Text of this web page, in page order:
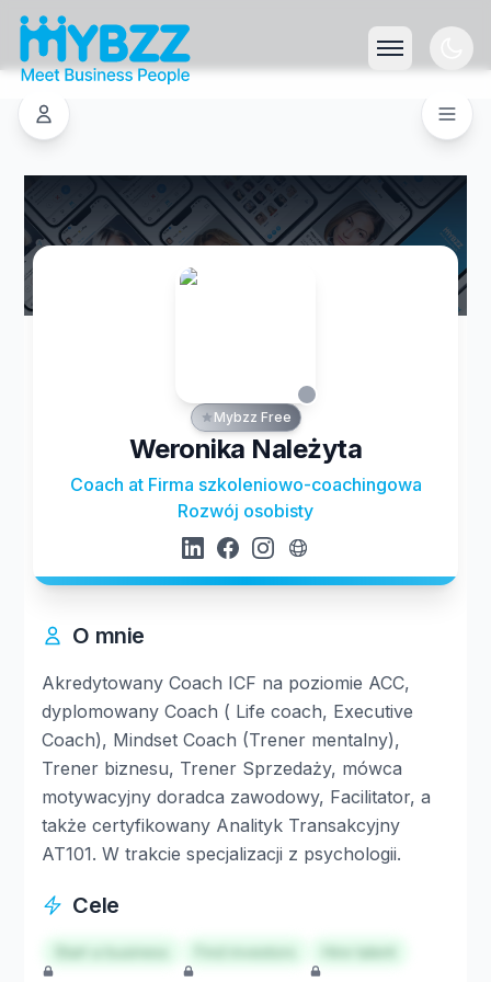
Mybzz Free
Weronika Należyta
Coach at Firma szkoleniowo-coachingowa
Rozwój osobisty
O mnie
Akredytowany Coach ICF na poziomie ACC,
dyplomowany Coach ( Life coach, Executive
Coach), Mindset Coach (Trener mentalny),
Trener biznesu, Trener Sprzedaży, mówca
motywacyjny doradca zawodowy, Facilitator, a
także certyfikowany Analityk Transakcyjny
AT101. W trakcie specjalizacji z psychologii.
Cele
Start a business Hire talent